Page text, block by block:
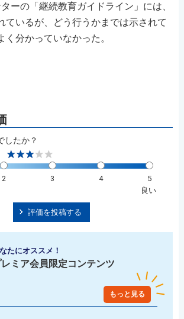
ーの「継続教育ガイドライン」には、
ているが、どう行うかまでは示されて
く分かっていなかった。
したか？
2 3 4
5
良い
評価を投稿する
たにオススメ！
ミア会員限定コンテンツ
もっと見る